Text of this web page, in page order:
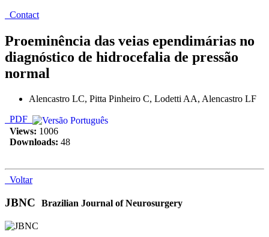
Contact
Proeminência das veias ependimárias no
diagnóstico de hidrocefalia de pressão
normal
Alencastro LC, Pitta Pinheiro C, Lodetti AA, Alencastro LF
PDF
Views: 1006
Downloads: 48
Voltar
JBNC Brazilian Journal of Neurosurgery